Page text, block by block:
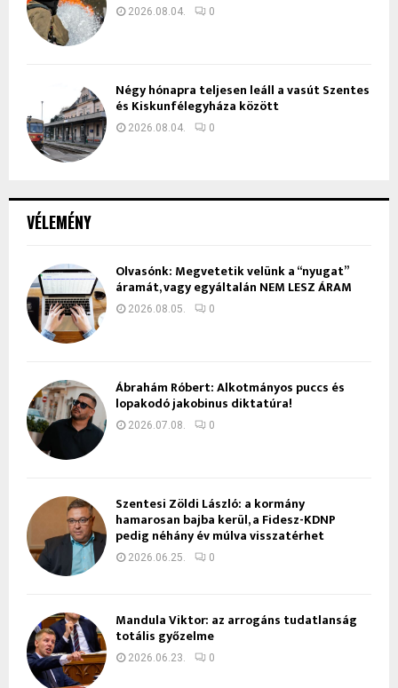
VÉLEMÉNY
Olvasónk: Megvetetik velünk a “nyugat”
áramát, vagy egyáltalán NEM LESZ ÁRAM
2026.08.05. 0
Ábrahám Róbert: Alkotmányos puccs és
lopakodó jakobinus diktatúra!
2026.07.08. 0
Szentesi Zöldi László: a kormány
hamarosan bajba kerül, a Fidesz-KDNP
pedig néhány év múlva visszatérhet
2026.06.25. 0
Mandula Viktor: az arrogáns tudatlanság
totális győzelme
2026.06.23. 0
2026.08.04. 0
Négy hónapra teljesen leáll a vasút Szentes
és Kiskunfélegyháza között
2026.08.04. 0